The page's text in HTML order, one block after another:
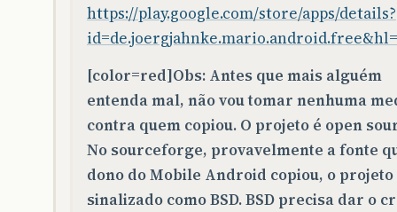
https://play.google.com/store/apps/details?
[color=red]Obs: Antes que mais alguém
entenda mal, não vou tomar nenhuma
contra quem copiou. O projeto é open
No sourceforge, provavelmente a fonte
dono do Mobile Android copiou, o projeto
sinalizado como BSD. BSD precisa dar o